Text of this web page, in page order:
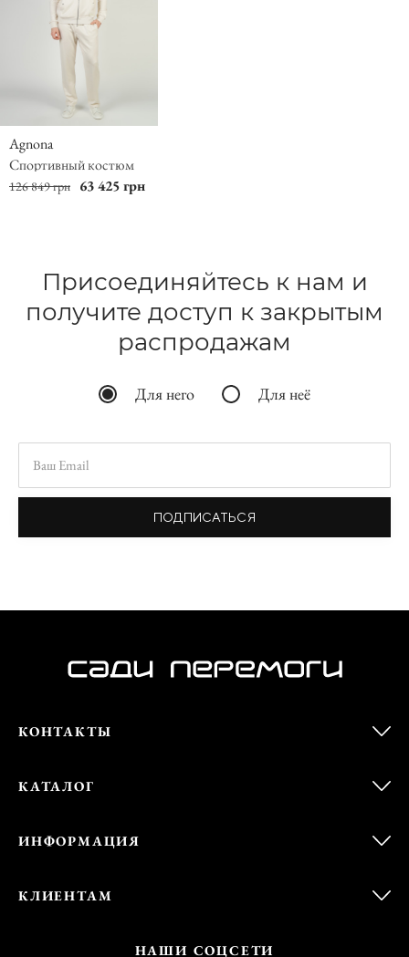
Agnona
Спортивный костюм
126 849 грн 63 425 грн
Присоединяйтесь к нам и
получите доступ к закрытым
распродажам
Для него Для неё
ПОДПИСАТЬСЯ
КОНТАКТЫ
КАТАЛОГ
ИНФОРМАЦИЯ
КЛИЕНТАМ
НАШИ СОЦСЕТИ